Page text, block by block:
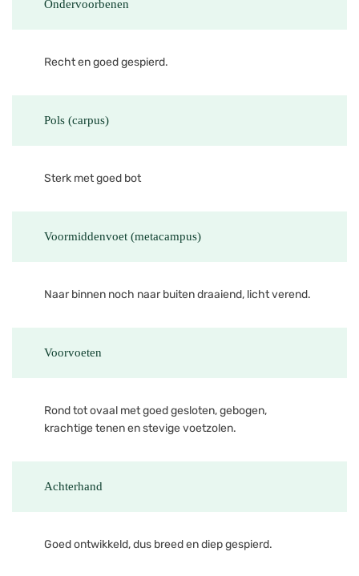
Ondervoorbenen
Recht en goed gespierd.
Pols (carpus)
Sterk met goed bot
Voormiddenvoet (metacampus)
Naar binnen noch naar buiten draaiend, licht verend.
Voorvoeten
Rond tot ovaal met goed gesloten, gebogen,
krachtige tenen en stevige voetzolen.
Achterhand
Goed ontwikkeld, dus breed en diep gespierd.